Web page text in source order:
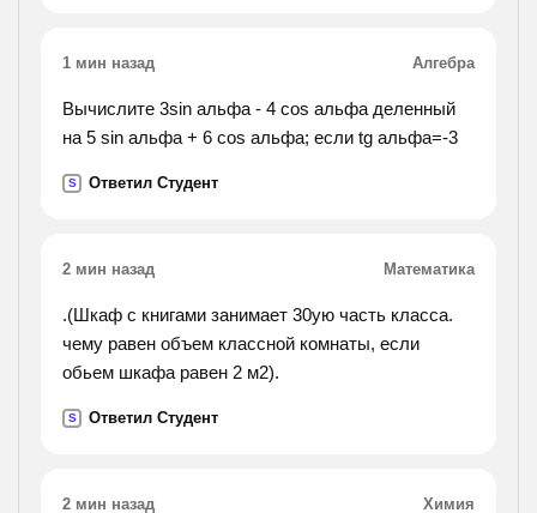
1 мин назад Алгебра
Вычислите 3sin альфа - 4 cos альфа деленный
на 5 sin альфа + 6 cos альфа; если tg альфа=-3
S Ответил Студент
2 мин назад Математика
.(Шкаф с книгами занимает 30ую часть класса.
чему равен объем классной комнаты, если
обьем шкафа равен 2 м2).
S Ответил Студент
2 мин назад Химия